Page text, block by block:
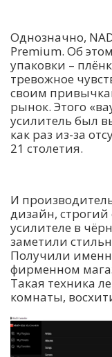
Однозначно,
Premium. Об
упаковки –
тревожное
своим
рынок. Этого
усилитель был
как раз из-за
21 столетия.
И
дизайн,
усилителе в
заметили
Получили
фирменном
Такая техника
комнаты,